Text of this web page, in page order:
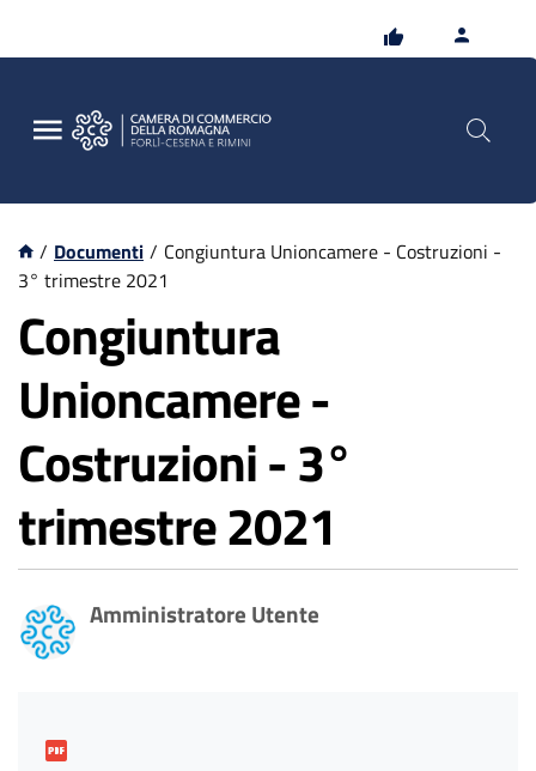
/ Documenti / Congiuntura Unioncamere - Costruzioni -
3° trimestre 2021
Congiuntura
Unioncamere -
Costruzioni - 3°
trimestre 2021
Amministratore Utente